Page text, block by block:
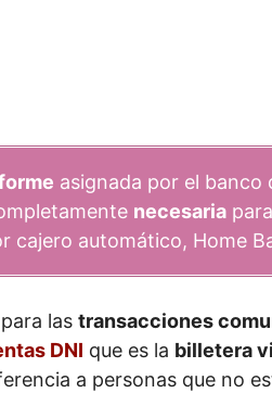
asignada por el banco
necesaria
cajero automático, Home
las transacciones
DNI que es la billetera
a personas que no